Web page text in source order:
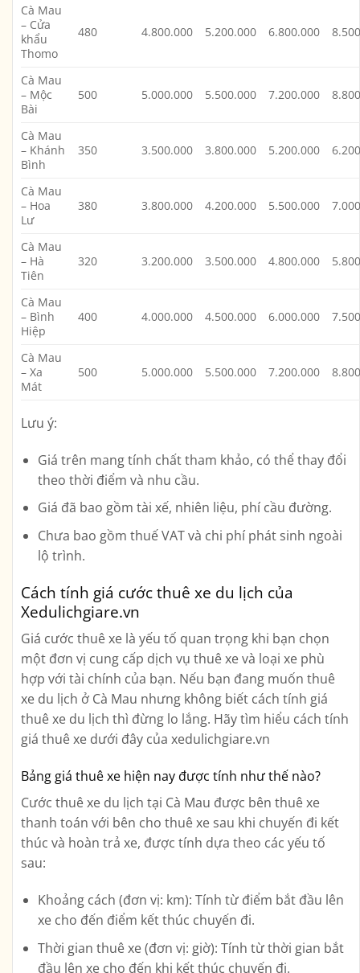
Cà Mau
– Cửa
khẩu
Thomo
480 4.800.000 5.200.000 6.800.000
Cà Mau
– Mộc
Bài
500 5.000.000 5.500.000 7.200.000
Cà Mau
– Khánh
Bình
350 3.500.000 3.800.000 5.200.000
Cà Mau
– Hoa
Lư
380 3.800.000 4.200.000 5.500.000
Cà Mau
– Hà
Tiên
320 3.200.000 3.500.000 4.800.000
Cà Mau
– Bình
Hiệp
400 4.000.000 4.500.000 6.000.000
Cà Mau
– Xa
Mát
500 5.000.000 5.500.000 7.200.000
Lưu ý:
Giá trên mang tính chất tham khảo, có thể thay đổi
theo thời điểm và nhu cầu.
Giá đã bao gồm tài xế, nhiên liệu, phí cầu đường.
Chưa bao gồm thuế VAT và chi phí phát sinh ngoài
lộ trình.
Cách tính giá cước thuê xe du lịch của
Xedulichgiare.vn
Giá cước thuê xe là yếu tố quan trọng khi bạn chọn
một đơn vị cung cấp dịch vụ thuê xe và loại xe phù
hợp với tài chính của bạn. Nếu bạn đang muốn thuê
xe du lịch ở Cà Mau nhưng không biết cách tính giá
thuê xe du lịch thì đừng lo lắng. Hãy tìm hiểu cách tính
giá thuê xe dưới đây của xedulichgiare.vn
Bảng giá thuê xe hiện nay được tính như thế nào?
Cước thuê xe du lịch tại Cà Mau được bên thuê xe
thanh toán với bên cho thuê xe sau khi chuyến đi kết
thúc và hoàn trả xe, được tính dựa theo các yếu tố
sau:
Khoảng cách (đơn vị: km): Tính từ điểm bắt đầu lên
xe cho đến điểm kết thúc chuyến đi.
Thời gian thuê xe (đơn vị: giờ): Tính từ thời gian bắt
đầu lên xe cho đến khi kết thúc chuyến đi.